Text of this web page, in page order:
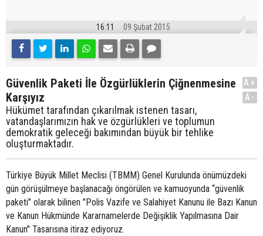
16:11 09 Şubat 2015
Güvenlik Paketi İle Özgürlüklerin Çiğnenmesine
Karşıyız
Hükümet tarafından çıkarılmak istenen tasarı,
vatandaşlarımızın hak ve özgürlükleri ve toplumun
demokratik geleceği bakımından büyük bir tehlike
oluşturmaktadır.
A+
A-
Türkiye Büyük Millet Meclisi (TBMM) Genel Kurulunda önümüzdeki
gün görüşülmeye başlanacağı öngörülen ve kamuoyunda “güvenlik
paketi” olarak bilinen "Polis Vazife ve Salahiyet Kanunu ile Bazı Kanun
ve Kanun Hükmünde Kararnamelerde Değişiklik Yapılmasına Dair
Kanun" Tasarısına itiraz ediyoruz.